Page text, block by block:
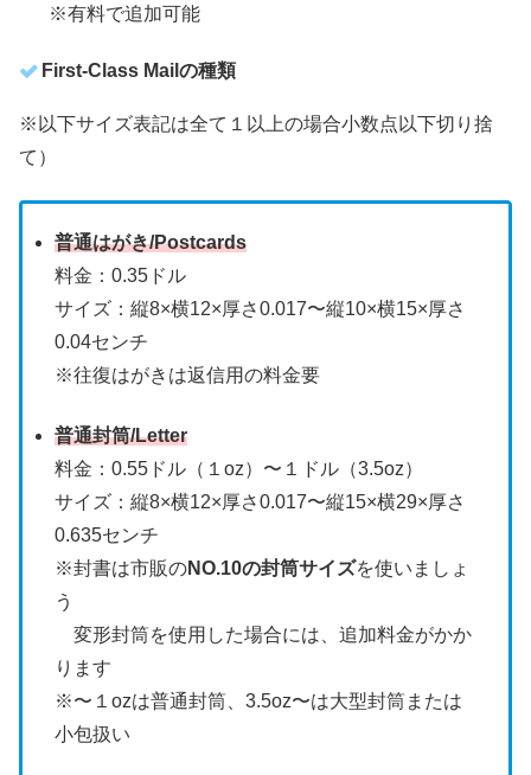
※有料で追加可能
First-Class Mailの種類
※以下サイズ表記は全て１以上の場合小数点以下切り捨
て）
普通はがき/Postcards
料金：0.35ドル
サイズ：縦8×横12×厚さ0.017〜縦10×横15×厚さ
0.04センチ
※往復はがきは返信用の料金要
普通封筒/Letter
料金：0.55ドル（１oz）〜１ドル（3.5oz）
サイズ：縦8×横12×厚さ0.017〜縦15×横29×厚さ
0.635センチ
※封書は市販のNO.10の封筒サイズを使いましょ
う
変形封筒を使用した場合には、追加料金がかか
ります
※〜１ozは普通封筒、3.5oz〜は大型封筒または
小包扱い